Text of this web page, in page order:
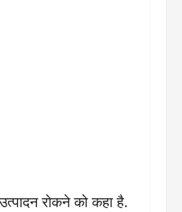
रोकने को कहा है.